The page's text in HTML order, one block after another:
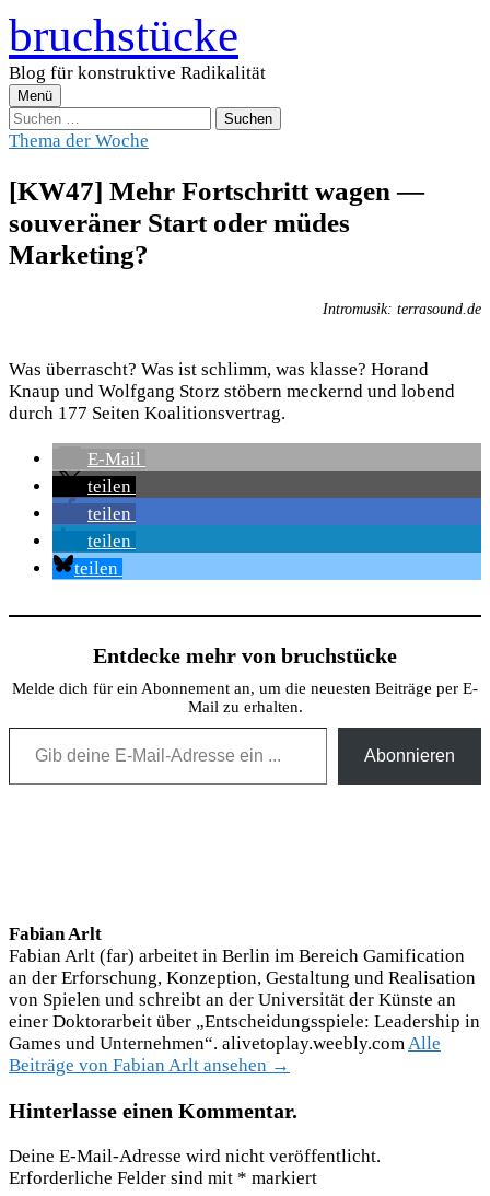
Zum
Inhalt
überspringen
bruchstücke
Blog für konstruktive Radikalität
Menü
Suchen
nach:
Thema der Woche
[KW47] Mehr Fortschritt wagen —
souveräner Start oder müdes
Marketing?
Intromusik: terrasound.de
Was überrascht? Was ist schlimm, was klasse? Horand
Knaup und Wolfgang Storz stöbern meckernd und lobend
durch 177 Seiten Koalitionsvertrag.
E-Mail
teilen
teilen
teilen
teilen
Entdecke mehr von bruchstücke
Melde dich für ein Abonnement an, um die neuesten Beiträge per E-
Mail zu erhalten.
Gib deine E-Mail-Adresse ein ...
Abonnieren
Fabian Arlt
Fabian Arlt (far) arbeitet in Berlin im Bereich Gamification
an der Erforschung, Konzeption, Gestaltung und Realisation
von Spielen und schreibt an der Universität der Künste an
einer Doktorarbeit über „Entscheidungsspiele: Leadership in
Games und Unternehmen“. alivetoplay.weebly.comAlle
Beiträge von Fabian Arlt ansehen →
Hinterlasse einen Kommentar.
Deine E-Mail-Adresse wird nicht veröffentlicht.
Erforderliche Felder sind mit * markiert